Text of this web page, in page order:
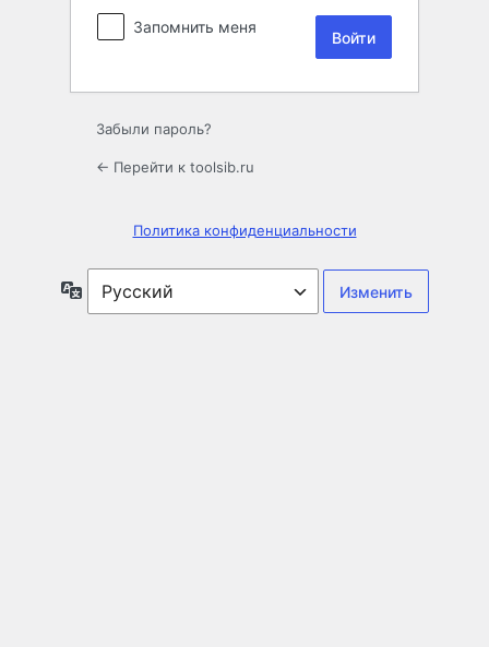
Запомнить меня
Забыли пароль?
← Перейти к toolsib.ru
Политика конфиденциальности
Язык